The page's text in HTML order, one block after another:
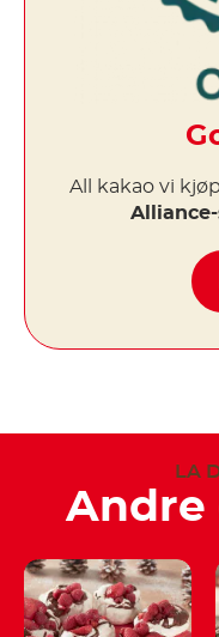
All kakao vi
LA
Andre